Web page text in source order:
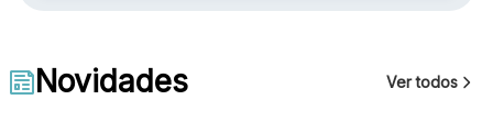
Novidades Ver todos